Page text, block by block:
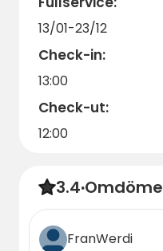
13/01-23/12
Check-in:
13:00
Check-ut:
12:00
3.4·Omdöme
FranWerdi